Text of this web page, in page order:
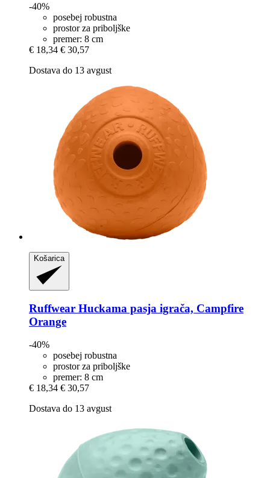
-40%
posebej robustna
prostor za priboljške
premer: 8 cm
€ 18,34 € 30,57
Dostava do 13 avgust
Košarica
Ruffwear Huckama pasja igrača, Campfire
Orange
-40%
posebej robustna
prostor za priboljške
premer: 8 cm
€ 18,34 € 30,57
Dostava do 13 avgust